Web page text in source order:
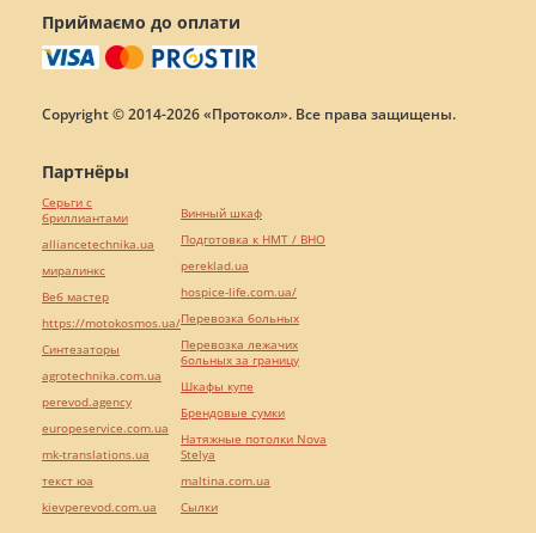
Приймаємо до оплати
Copyright © 2014-2026 «Протокол». Все права защищены.
Партнёры
Серьги с
бриллиантами
alliancetechnika.ua
миралинкс
Веб мастер
https://motokosmos.ua/
Синтезаторы
agrotechnika.com.ua
perevod.agency
europeservice.com.ua
mk-translations.ua
текст юа
kievperevod.com.ua
Винный шкаф
Подготовка к НМТ / ВНО
pereklad.ua
hospice-life.com.ua/
Перевозка больных
Перевозка лежачих
больных за границу
Шкафы купе
Брендовые сумки
Натяжные потолки Nova
Stelya
maltina.com.ua
Cылки